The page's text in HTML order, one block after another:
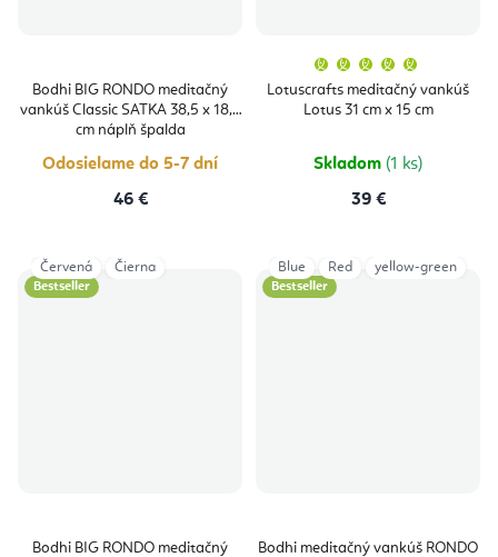
Bodhi BIG RONDO meditačný
vankúš Classic SATKA 38,5 x 18,5
cm náplň špalda
Odosielame do 5-7 dní
46 €
Lotuscrafts meditačný vankúš
Lotus 31 cm x 15 cm
produktu
je
5,0
Skladom (1 ks)
39 €
Bestseller
Bodhi BIG RONDO meditačný
Červená Čierna
Bestseller
Bodhi meditačný vankúš RONDO
Blue Red yellow-green